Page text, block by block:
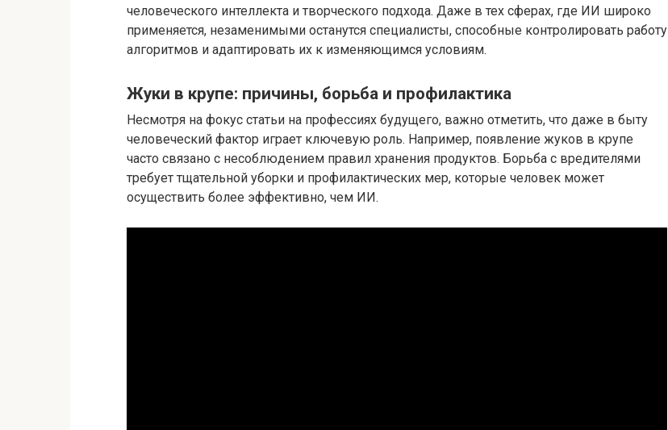
человеческого интеллекта и творческого подхода. Даже в тех сферах, где ИИ широко
применяется, незаменимыми останутся специалисты, способные контролировать работу
алгоритмов и адаптировать их к изменяющимся условиям.
Жуки в крупе: причины, борьба и профилактика
Несмотря на фокус статьи на профессиях будущего, важно отметить, что даже в быту
человеческий фактор играет ключевую роль. Например, появление жуков в крупе
часто связано с несоблюдением правил хранения продуктов. Борьба с вредителями
требует тщательной уборки и профилактических мер, которые человек может
осуществить более эффективно, чем ИИ.